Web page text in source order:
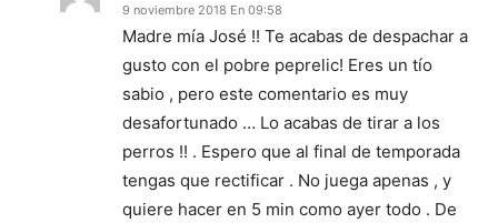
9 noviembre 2018 En 09:58
Madre mía José !! Te acabas de despachar a
gusto con el pobre peprelic! Eres un tío
sabio , pero este comentario es muy
desafortunado … Lo acabas de tirar a los
perros !! . Espero que al final de temporada
tengas que rectificar . No juega apenas , y
quiere hacer en 5 min como ayer todo . De